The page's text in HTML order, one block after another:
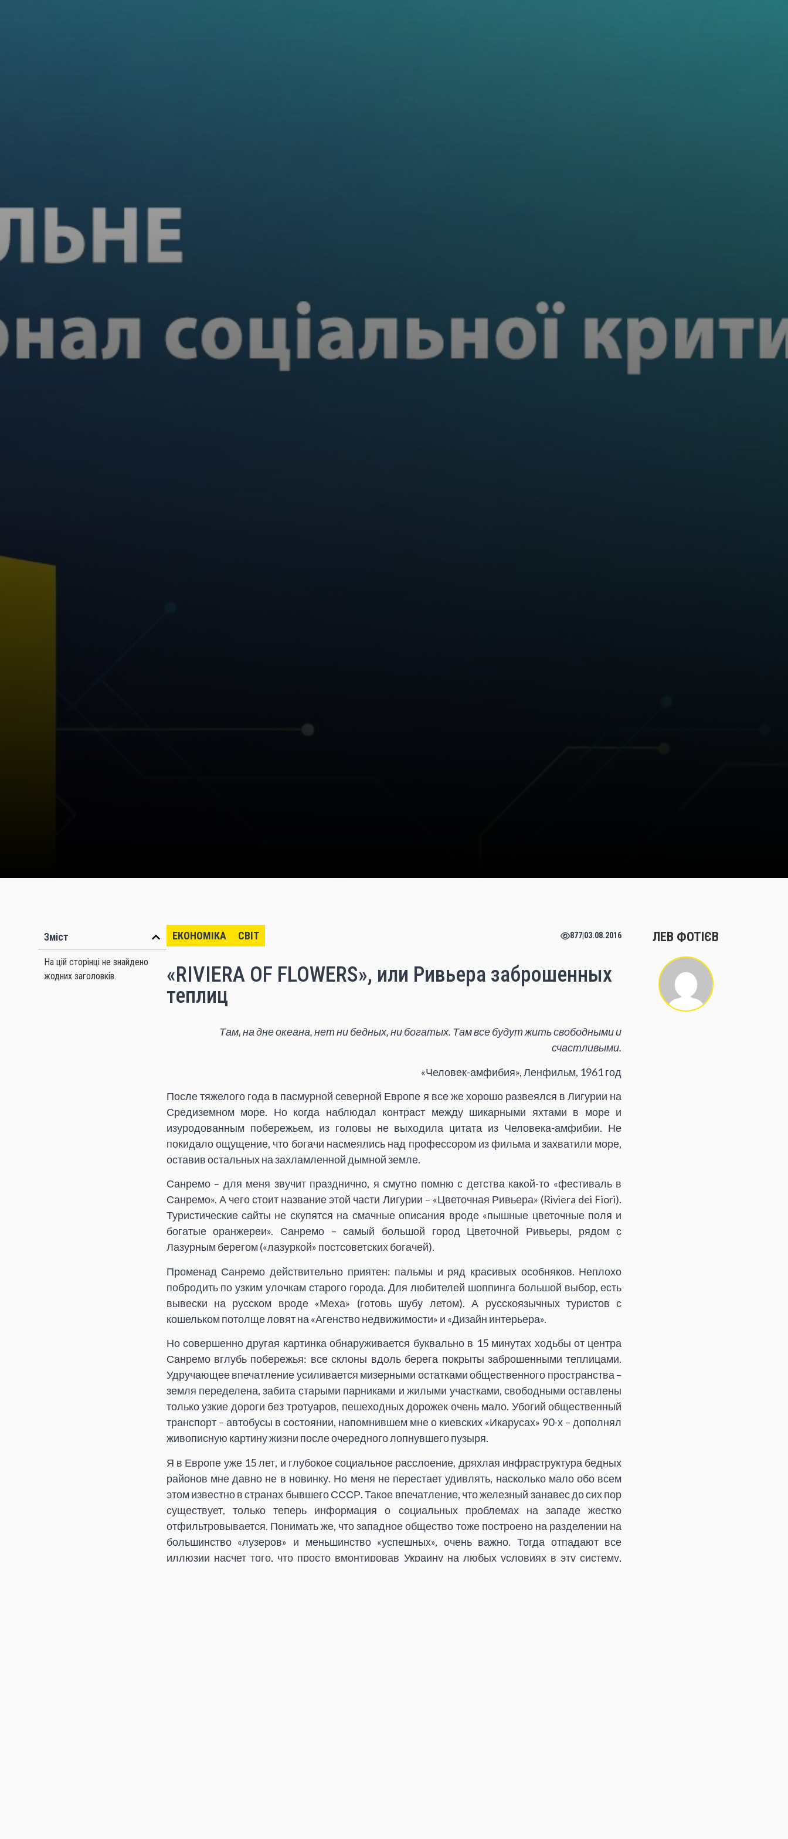
Зміст
На цій сторінці не знайдено
жодних заголовків.
ЕКОНОМІКА СВІТ 877 03.08.2016
«RIVIERA OF FLOWERS», или Ривьера заброшенных
теплиц
Там, на дне океана, нет ни бедных, ни богатых. Там все будут жить свободными и
счастливыми.
«Человек-амфибия», Ленфильм, 1961 год
После тяжелого года в пасмурной северной Европе я все же хорошо развеялся в Лигурии на
Средиземном море. Но когда наблюдал контраст между шикарными яхтами в море и
изуродованным побережьем, из головы не выходила цитата из Человека-амфибии. Не
покидало ощущение, что богачи насмеялись над профессором из фильма и захватили море,
оставив остальных на захламленной дымной земле.
Санремо – для меня звучит празднично, я смутно помню с детства какой-то «фестиваль в
Санремо». А чего стоит название этой части Лигурии – «Цветочная Ривьера» (Riviera dei Fiori).
Туристические сайты не скупятся на смачные описания вроде «пышные цветочные поля и
богатые оранжереи». Санремо – самый большой город Цветочной Ривьеры, рядом с
Лазурным берегом («лазуркой» постсоветских богачей).
Променад Санремо действительно приятен: пальмы и ряд красивых особняков. Неплохо
побродить по узким улочкам старого города. Для любителей шоппинга большой выбор, есть
вывески на русском вроде «Меха» (готовь шубу летом). А русскоязычных туристов с
кошельком потолще ловят на «Агенство недвижимости» и «Дизайн интерьера».
Но совершенно другая картинка обнаруживается буквально в 15 минутах ходьбы от центра
Санремо вглубь побережья: все склоны вдоль берега покрыты заброшенными теплицами.
Удручающее впечатление усиливается мизерными остатками общественного пространства –
земля переделена, забита старыми парниками и жилыми участками, свободными оставлены
только узкие дороги без тротуаров, пешеходных дорожек очень мало. Убогий общественный
транспорт – автобусы в состоянии, напомнившем мне о киевских «Икарусах» 90-х – дополнял
живописную картину жизни после очередного лопнувшего пузыря.
Я в Европе уже 15 лет, и глубокое социальное расслоение, дряхлая инфраструктура бедных
районов мне давно не в новинку. Но меня не перестает удивлять, насколько мало обо всем
этом известно в странах бывшего СССР. Такое впечатление, что железный занавес до сих пор
существует, только теперь информация о социальных проблемах на западе жестко
отфильтровывается. Понимать же, что западное общество тоже построено на разделении на
большинство «лузеров» и меньшинство «успешных», очень важно. Тогда отпадают все
иллюзии насчет того, что просто вмонтировав Украину на любых условиях в эту систему,
ЛЕВ ФОТІЄВ